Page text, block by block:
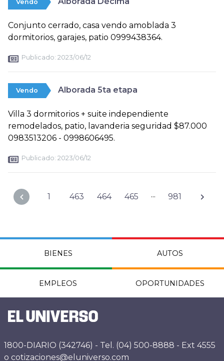
Vendo
Conjunto cerrado, casa vendo amoblada 3
dormitorios, garajes, patio 0999438364.
Publicado: 2023/06/12
Vendo Alborada 5ta etapa
Villa 3 dormitorios + suite independiente
remodelados, patio, lavanderia seguridad $87.000
0983513206 - 0998606495.
Publicado: 2023/06/12
1 463 464 465 ... 981
BIENES AUTOS
EMPLEOS OPORTUNIDADES
1800-DIARIO (342746) - Tel. (04) 500-8888 - Ext 4555
o cotizaciones@eluniverso.com